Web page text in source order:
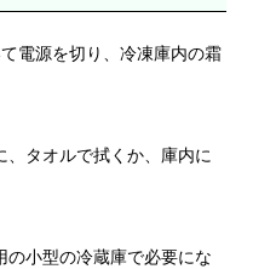
電源を切り、冷凍庫内の霜
、タオルで拭くか、庫内に
の小型の冷蔵庫で必要にな